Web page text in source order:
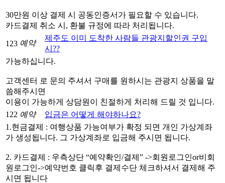
30만원 이상 결제 시 공동인증서가 필요할 수 있습니다.
카드결제 취소 시, 환불 규정에 따라 처리됩니다.
123 예약
제주도 이미 도착한 사람들 관광지할인권 구입
시??
가능하십니다.
고객센터 로 문의 주셔서 구매를 원하시는 관광지 상품을 말
씀해주시면
이용이 가능하게 상담원이 친절하게 처리해 드릴 것 입니다.
122 예약
입금은 어떻게 해야하나요?
1.현금결제 : 여행상품 가능여부가 확정 되면 개인 가상계좌
가 생성됩니다. 그 가상계좌로 입금해 주시면 됩니다.
2. 카드결제 : 우측상단 “예약확인/결제” ->회원로그인or비회
원로그인->예약번호 클릭후 결제수단 체크하셔서 결제해 주
시면 됩니다